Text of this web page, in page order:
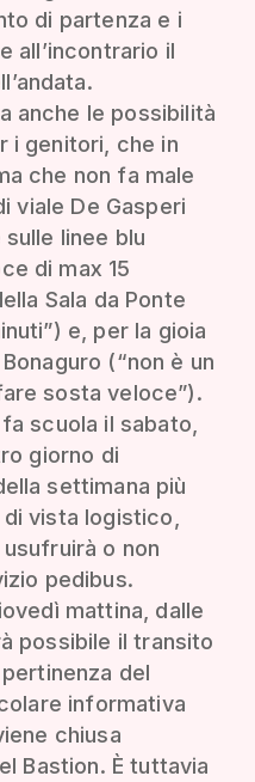
di partenza e i
all’incontrario il
anche le possibilità
i genitori, che in
che non fa male
viale De Gasperi
linee blu
di max 15
Sala da Ponte
e, per la gioia
(“non è un
sosta veloce”).
scuola il sabato,
giorno di
settimana più
vista logistico,
o non
pedibus.
mattina, dalle
possibile il transito
del
informativa
chiusa
Bastion. È tuttavia